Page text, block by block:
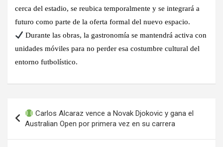
cerca del estadio, se reubica temporalmente y se integrará a
futuro como parte de la oferta formal del nuevo espacio.
Durante las obras, la gastronomía se mantendráactiva con
unidades móviles para no perder esa costumbre cultural del
entorno futbolístico.
de
entradas
Carlos Alcaraz vence a Novak Djokovic y gana el
Australian Open por primera vez en su carrera